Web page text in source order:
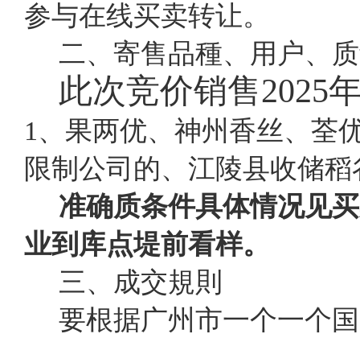
参与在线买卖转让。
二、寄售品種、用户、
此次竞价销售2025
1、果两优、神州香丝、荃
限制公司的、江陵县收储
准确质条件具体情况见
业到库点堤前看样。
三、成交規則
要根据广州市一个一个